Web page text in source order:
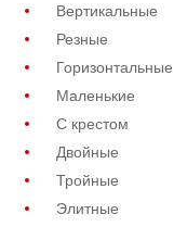
Вертикальные
Резные
Горизонтальные
Маленькие
С крестом
Двойные
Тройные
Элитные